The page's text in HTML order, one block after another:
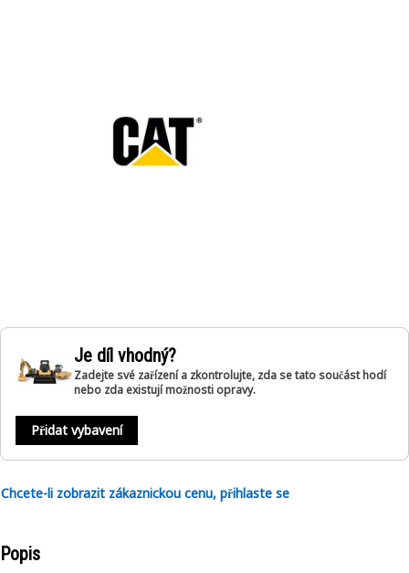
Je díl vhodný?
Zadejte své zařízení a zkontrolujte, zda se tato součást hodí
nebo zda existují možnosti opravy.
Přidat vybavení
Chcete-li zobrazit zákaznickou cenu, přihlaste se
Popis